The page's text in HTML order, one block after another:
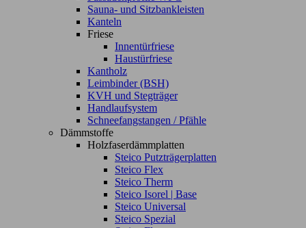
Sauna- und Sitzbankleisten
Kanteln
Friese
Innentürfriese
Haustürfriese
Kantholz
Leimbinder (BSH)
KVH und Stegträger
Handlaufsystem
Schneefangstangen / Pfähle
Dämmstoffe
Holzfaserdämmplatten
Steico Putzträgerplatten
Steico Flex
Steico Therm
Steico Isorel | Base
Steico Universal
Steico Spezial